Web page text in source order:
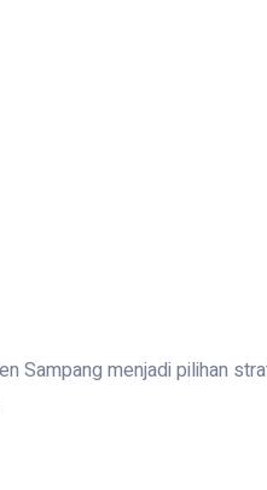
Sampang menjadi pilihan